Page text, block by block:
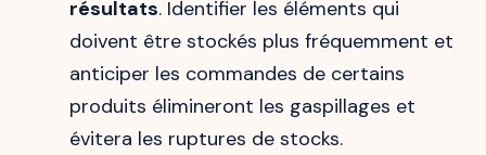
résultats. Identifier les éléments qui
doivent être stockés plus fréquemment et
anticiper les commandes de certains
produits élimineront les gaspillages et
évitera les ruptures de stocks.